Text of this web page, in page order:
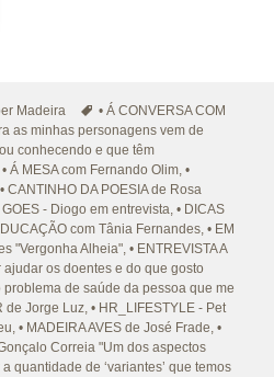
Madeira Etiquetas
• Á CONVERSA COM
as minhas personagens vem de
conhecendo e que têm
• Á MESA com Fernando Olim,•
• CANTINHO DA POESIA de Rosa
- Diogo em entrevista,• DICAS
com Tânia Fernandes,• EM
"Vergonha Alheia",• ENTREVISTA A
os doentes e do que gosto
de saúde da pessoa que me
de Jorge Luz,• HR_LIFESTYLE - Pet
,• MADEIRA AVES de José Frade,•
Correia "Um dos aspectos
quantidade de ‘variantes’ que temos